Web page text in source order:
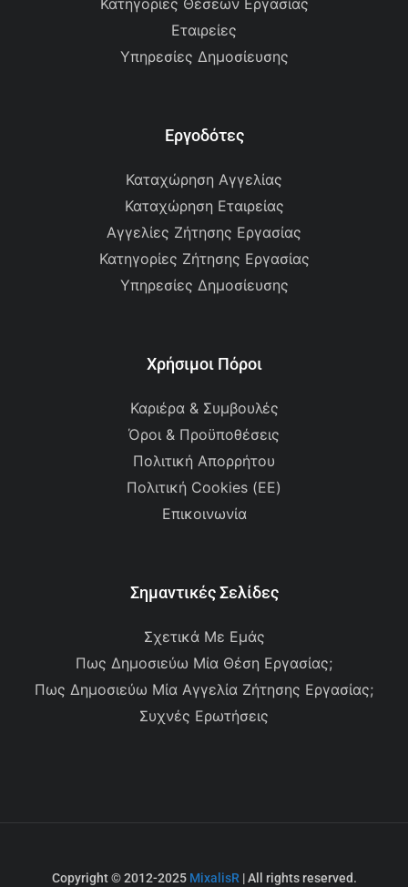
Κατηγορίες Θέσεων Εργασίας
Εταιρείες
Υπηρεσίες Δημοσίευσης
Εργοδότες
Καταχώρηση Αγγελίας
Καταχώρηση Εταιρείας
Αγγελίες Ζήτησης Εργασίας
Κατηγορίες Ζήτησης Εργασίας
Υπηρεσίες Δημοσίευσης
Χρήσιμοι Πόροι
Καριέρα & Συμβουλές
Όροι & Προϋποθέσεις
Πολιτική Απορρήτου
Πολιτική Cookies (ΕΕ)
Επικοινωνία
Σημαντικές Σελίδες
Σχετικά Με Εμάς
Πως Δημοσιεύω Μία Θέση Εργασίας;
Πως Δημοσιεύω Μία Αγγελία Ζήτησης Εργασίας;
Συχνές Ερωτήσεις
Copyright © 2012-2025 MixalisR | All rights reserved.